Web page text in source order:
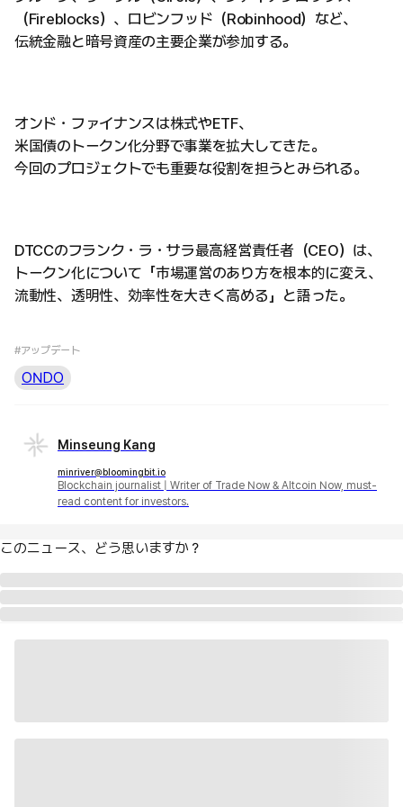
（Fireblocks）、ロビンフッド（Robinhood）など、
伝統金融と暗号資産の主要企業が参加する。
オンド・ファイナンスは株式やETF、
米国債のトークン化分野で事業を拡大してきた。
今回のプロジェクトでも重要な役割を担うとみられる。
DTCCのフランク・ラ・サラ最高経営責任者（CEO）は、
トークン化について「市場運営のあり方を根本的に変え、
流動性、透明性、効率性を大きく高める」と語った。
#アップデート
ONDO
Minseung Kang
minriver@bloomingbit.io
Blockchain journalist | Writer of Trade Now & Altcoin Now, must-
read content for investors.
このニュース、どう思いますか？